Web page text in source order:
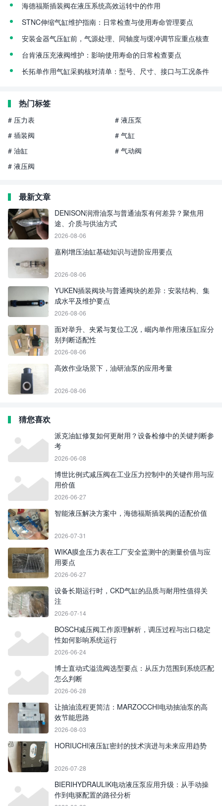
海德福斯插装阀在液压系统高效运转中的作用
STNC伸缩气缸维护指南：日常检查与使用寿命管理要点
安装金器气压缸前，气源处理、同轴度与缓冲调节应重点核查
台肯液压充液阀维护：影响使用寿命的日常检查要点
长拓单作用气缸采购核对清单：型号、尺寸、接口与工况条件
热门标签
# 压力表
# 液压泵
# 插装阀
# 气缸
# 油缸
# 气动阀
# 液压阀
最新文章
DENISON润滑油泵与普通油泵有何差异？聚焦用
途、介质与供油方式
2026-08-06
嘉刚增压油缸基础知识与进阶应用要点
2026-08-06
YUKEN插装阀块与普通阀块的差异：安装结构、集
成水平及维护要点
2026-08-06
面对举升、夹紧与复位工况，崛内单作用液压缸应分
别判断适配性
2026-08-06
高效作业场景下，油研油泵的应用考量
2026-08-06
猜您喜欢
派克油缸修复如何更耐用？设备检修中的关键判断参
考
2026-06-08
博世比例式减压阀在工业压力控制中的关键作用与应
用价值
2026-06-27
智能液压解决方案中，海德福斯插装阀的适配价值
2026-07-31
WIKA膜盒压力表在工厂安全监测中的测量价值与应
用要点
2026-06-27
设备长期运行时，CKD气缸的品质与耐用性值得关
注
2026-07-14
BOSCH减压阀工作原理解析，调压过程与出口稳定
性如何影响系统运行
2026-06-24
博士直动式溢流阀选型要点：从压力范围到系统匹配
怎么判断
2026-06-28
让抽油流程更简洁：MARZOCCHI电动抽油泵的高
效节能思路
2026-08-03
HORIUCHI液压缸密封的技术演进与未来应用趋势
2026-07-28
BIERIHYDRAULIK电动液压泵应用升级：从手动操
作到电驱配置的路径分析